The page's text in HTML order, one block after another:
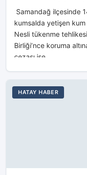
Samandağ ilçesinde
kumsalda yetişen
Nesli tükenme
Birliği’nce koruma
cezası ise...
HATAY HABER